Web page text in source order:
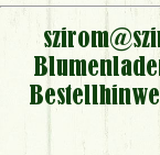
Ist der
Kann ich den
nehmen
Ist eine